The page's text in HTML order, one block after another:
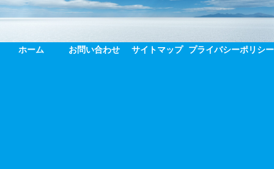
ホーム お問い合わせ サイトマップ プライバシーポリシー